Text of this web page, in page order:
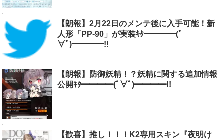
【朗報】2月22日のメンテ後に入手可能！新
人形「PP-90」が実装ｷﾀ━━━━(ﾟ
∀ﾟ)━━━━!!
【朗報】防御妖精！？妖精に関する追加情報
公開ｷﾀ━━━━(ﾟ∀ﾟ)━━━━!!
【歓喜】推し！！！K2専用スキン『夜明け